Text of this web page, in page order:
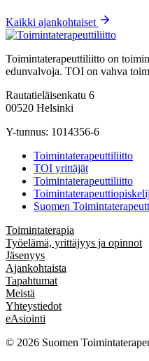
Kaikki ajankohtaiset
Toimintaterapeuttiliitto on
edunvalvoja. TOI on vahva
Rautatieläisenkatu 6
00520 Helsinki
Y-tunnus: 1014356-6
Toimintaterapeuttiliitto
TOI yrittäjät
Toimintaterapeuttiliitto
Suomen
Toimintaterapia
Työelämä, yrittäjyys ja opinnot
Jäsenyys
Ajankohtaista
Tapahtumat
Meistä
Yhteystiedot
eAsiointi
© 2026 Suomen